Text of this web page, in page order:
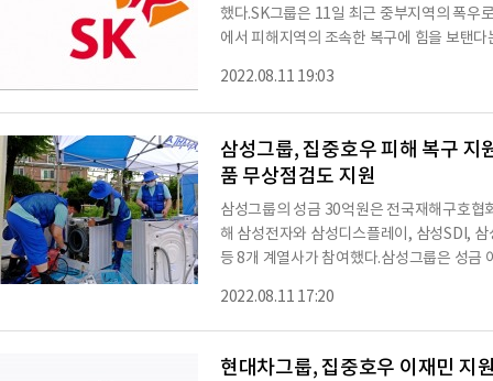
했다.SK그룹은 11일 최근 중부지역의 폭우
에서 피해지역의 조속한 복구에 힘을 보탠
움을 겪고 있어 조속한 피해 복구가 절실한
활동을 통해 피해 지역 주민들이 신속하게
2022.08.11 19:03
삼성그룹, 집중호우 피해 복구
품 무상점검도 지원
삼성그룹의 성금 30억원은 전국재해구호협
해 삼성전자와 삼성디스플레이, 삼성SDI,
등 8개 계열사가 참여했다.삼성그룹은 성금
품 무상점검 서비스도 진행할 계획이다.한
해 30억원과 재해구호키트를 기부했으며
해 성금 30억원과 구호키트를 기부한 바 있
2022.08.11 17:20
현대차그룹, 집중호우 이재민 지